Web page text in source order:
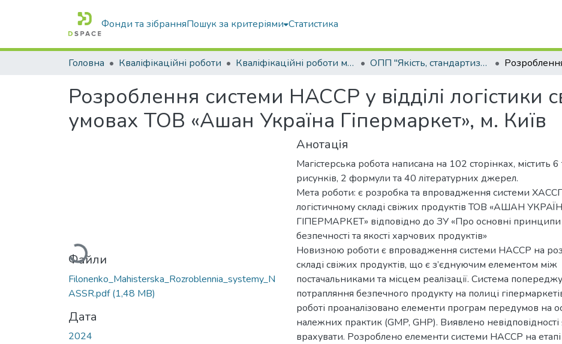
Фонди та зібранняПошук за критеріями Статистика
Головна Кваліфікаційні роботи Кваліфікаційні роботи магістрів ОПП "Якість, стандартизація та сертифікація"
Розроблення системи НАССР у відділі логістики
умовах ТОВ «Ашан Україна Гіпермаркет», м. Київ
Вантажиться...
Файли
Filonenko_Mahisterska_Rozroblennia_systemy_N
ASSR.pdf(1,48 MB)
Дата
2024
Анотація
Магістерська робота написана на 102 сторінках, містить
рисунків, 2 формули та 40 літературних джерел.
Мета роботи: є розробка та впровадження системи
логістичному складі свіжих продуктів ТОВ «АШАН
ГІПЕРМАРКЕТ» відповідно до ЗУ «Про основні
безпечності та якості харчових продуктів»
Новизною роботи є впровадження системи НАССР на
складі свіжих продуктів, що є з’єднуючим елементом між
постачальниками та місцем реалізації. Система
потрапляння безпечного продукту на полиці
роботі проаналізовано елементи програм передумов на
належних практик (GMP, GHP). Виявлено невідповідності
врахувати. Розроблено елементи системи НАССР на